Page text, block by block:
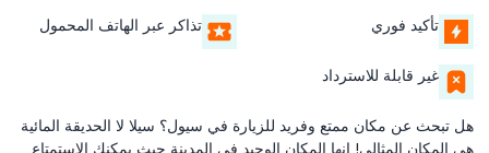
تأكيد فوري تذاكر عبر الهاتف المحمول
غير قابلة للاسترداد
هل تبحث عن مكان ممتع وفريد للزيارة في سيول؟ سيلا لا الحديقة المائية
هي المكان المثالي! إنها المكان الوحيد في المدينة حيث يمكنك الاستمتاع